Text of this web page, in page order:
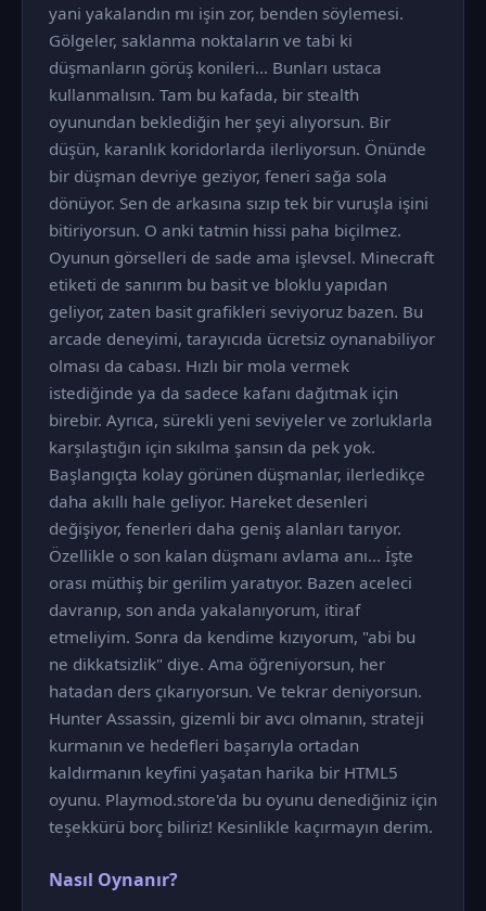
yani yakalandın mı işin zor, benden söylemesi.
Gölgeler, saklanma noktaların ve tabi ki
düşmanların görüş konileri... Bunları ustaca
kullanmalısın. Tam bu kafada, bir stealth
oyunundan beklediğin her şeyi alıyorsun. Bir
düşün, karanlık koridorlarda ilerliyorsun. Önünde
bir düşman devriye geziyor, feneri sağa sola
dönüyor. Sen de arkasına sızıp tek bir vuruşla işini
bitiriyorsun. O anki tatmin hissi paha biçilmez.
Oyunun görselleri de sade ama işlevsel. Minecraft
etiketi de sanırım bu basit ve bloklu yapıdan
geliyor, zaten basit grafikleri seviyoruz bazen. Bu
arcade deneyimi, tarayıcıda ücretsiz oynanabiliyor
olması da cabası. Hızlı bir mola vermek
istediğinde ya da sadece kafanı dağıtmak için
birebir. Ayrıca, sürekli yeni seviyeler ve zorluklarla
karşılaştığın için sıkılma şansın da pek yok.
Başlangıçta kolay görünen düşmanlar, ilerledikçe
daha akıllı hale geliyor. Hareket desenleri
değişiyor, fenerleri daha geniş alanları tarıyor.
Özellikle o son kalan düşmanı avlama anı... İşte
orası müthiş bir gerilim yaratıyor. Bazen aceleci
davranıp, son anda yakalanıyorum, itiraf
etmeliyim. Sonra da kendime kızıyorum, "abi bu
ne dikkatsizlik" diye. Ama öğreniyorsun, her
hatadan ders çıkarıyorsun. Ve tekrar deniyorsun.
Hunter Assassin, gizemli bir avcı olmanın, strateji
kurmanın ve hedefleri başarıyla ortadan
kaldırmanın keyfini yaşatan harika bir HTML5
oyunu. Playmod.store'da bu oyunu denediğiniz için
teşekkürü borç biliriz! Kesinlikle kaçırmayın derim.
Nasıl Oynanır?